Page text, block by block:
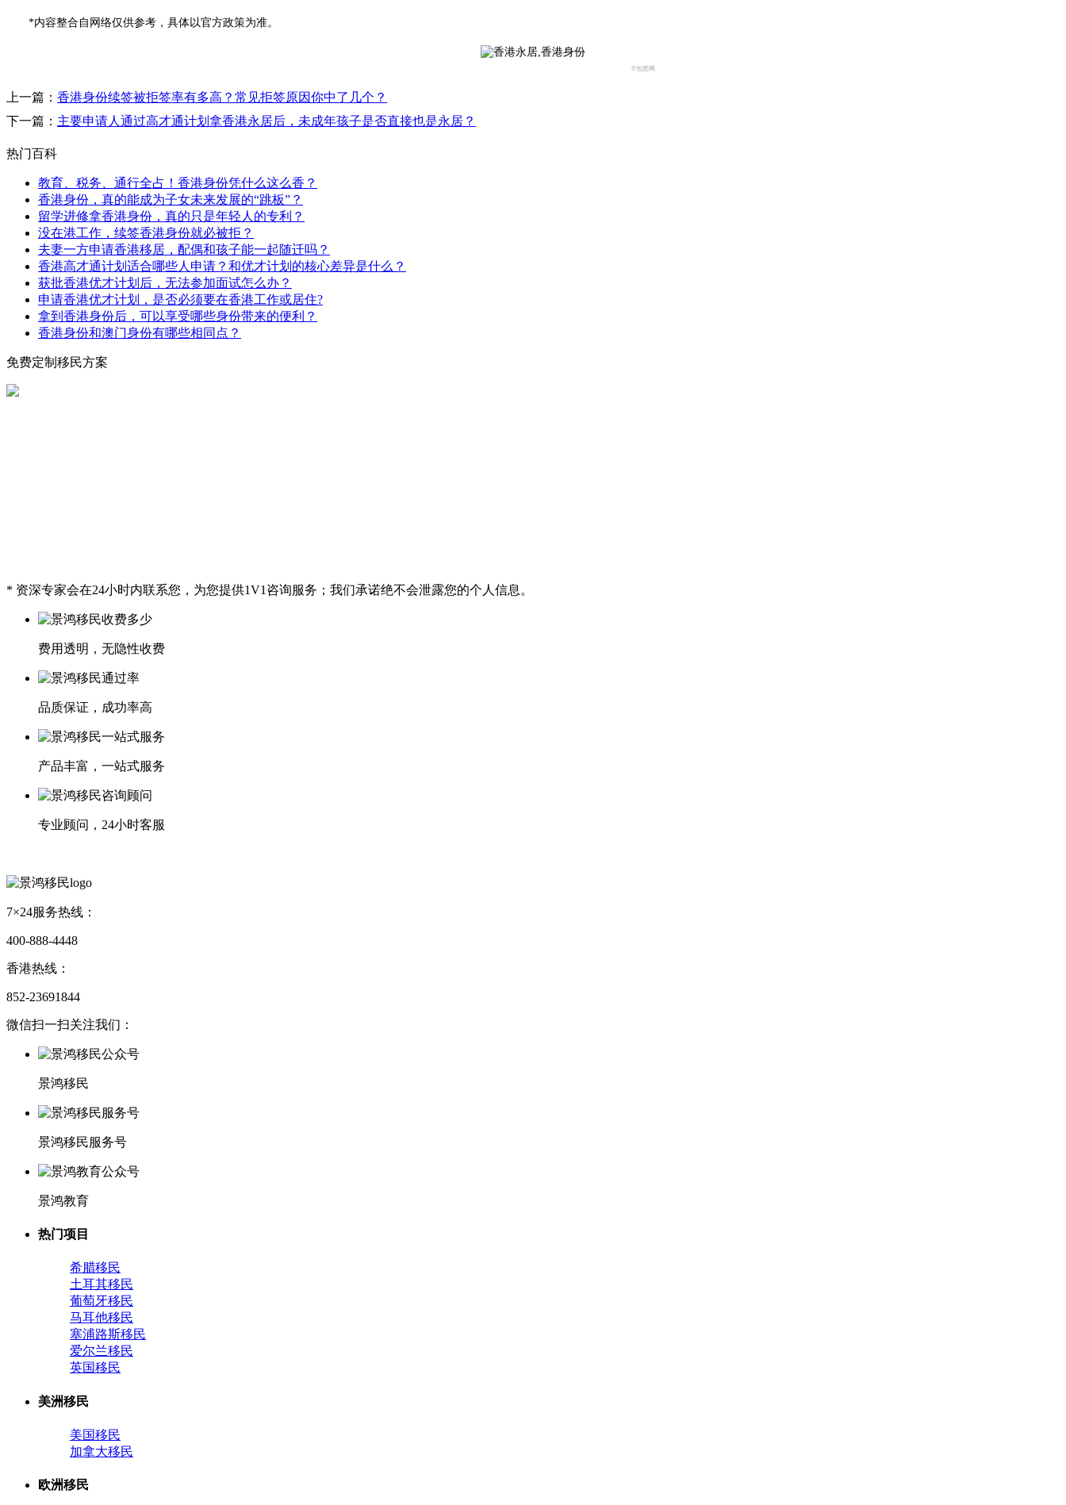
*内容整合自网络仅供参考，具体以官方政策为准。
©包图网
上一篇： 香港身份续签被拒签率有多高？常见拒签原因你中了几个？
下一篇： 主要申请人通过高才通计划拿香港永居后，未成年孩子是否直接也是永居？
热门百科
教育、税务、通行全占！香港身份凭什么这么香？
香港身份，真的能成为子女未来发展的“跳板”？
留学进修拿香港身份，真的只是年轻人的专利？
没在港工作，续签香港身份就必被拒？
夫妻一方申请香港移居，配偶和孩子能一起随迁吗？
香港高才通计划适合哪些人申请？和优才计划的核心差异是什么？​
获批香港优才计划后，无法参加面试怎么办？
申请香港优才计划，是否必须要在香港工作或居住?
拿到香港身份后，可以享受哪些身份带来的便利？
香港身份和澳门身份有哪些相同点？
免费定制移民方案
* 资深专家会在24小时内联系您，为您提供1V1咨询服务；我们承诺绝不会泄露您的个人信息。
费用透明，无隐性收费
品质保证，成功率高
产品丰富，一站式服务
专业顾问，24小时客服
7×24服务热线：
400-888-4448
香港热线：
852-23691844
微信扫一扫关注我们：
景鸿移民
景鸿移民服务号
景鸿教育
热门项目
希腊移民
土耳其移民
葡萄牙移民
马耳他移民
塞浦路斯移民
爱尔兰移民
英国移民
美洲移民
美国移民
加拿大移民
欧洲移民